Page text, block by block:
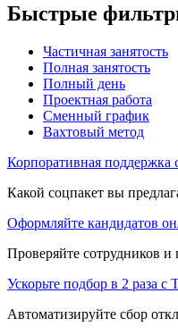
Быстрые
Частичная занятость
Полная занятость
Полный день
Проектная работа
Сменный график
Вахтовый метод
Корпоративная поддержка
Какой соцпакет вы
Оформляйте кандидатов
Проверяйте сотрудников
Ускорьте подбор в 2 раза с
Автоматизируйте сбор